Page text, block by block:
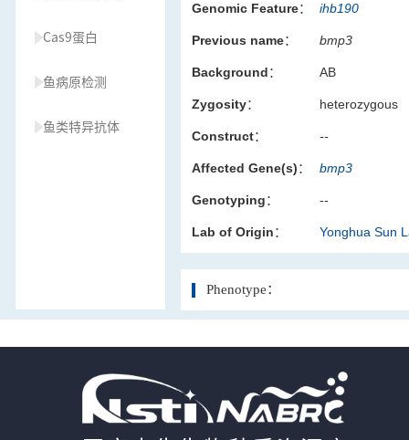
Cas9蛋白
鱼病原检测
鱼类特异抗体
Genomic Feature： ihb190
Previous name： bmp3
Background： AB
Zygosity： heterozygous
Construct： --
Affected Gene(s)： bmp3
Genotyping： --
Lab of Origin： Yonghua Sun
Phenotype：